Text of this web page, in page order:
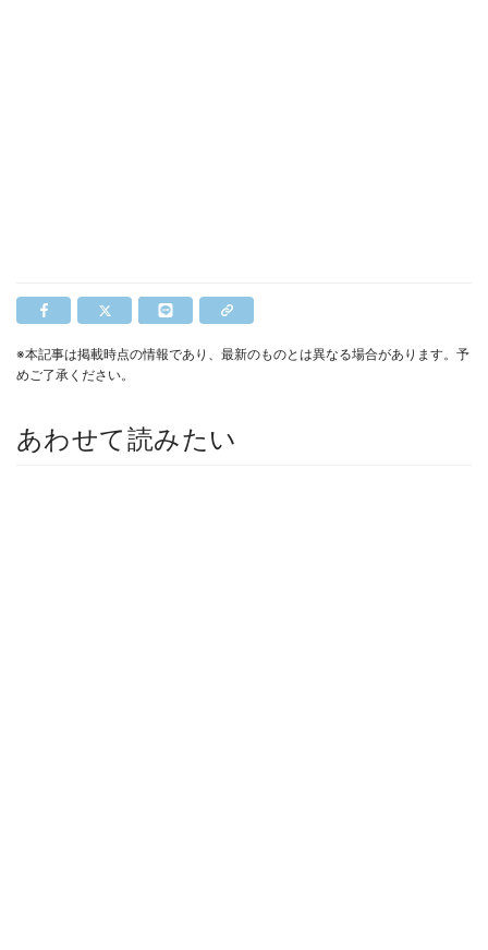
※本記事は掲載時点の情報であり、最新のものとは異なる場合があります。予
めご了承ください。
あわせて読みたい